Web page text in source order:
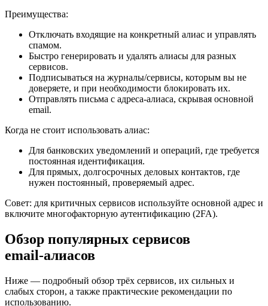
Преимущества:
Отключать входящие на конкретный алиас и управлять
спамом.
Быстро генерировать и удалять алиасы для разных
сервисов.
Подписываться на журналы/сервисы, которым вы не
доверяете, и при необходимости блокировать их.
Отправлять письма с адреса‑алиаса, скрывая основной
email.
Когда не стоит использовать алиас:
Для банковских уведомлений и операций, где требуется
постоянная идентификация.
Для прямых, долгосрочных деловых контактов, где
нужен постоянный, проверяемый адрес.
Совет: для критичных сервисов используйте основной адрес и
включите многофакторную аутентификацию (2FA).
Обзор популярных сервисов
email‑алиасов
Ниже — подробный обзор трёх сервисов, их сильных и
слабых сторон, а также практические рекомендации по
использованию.